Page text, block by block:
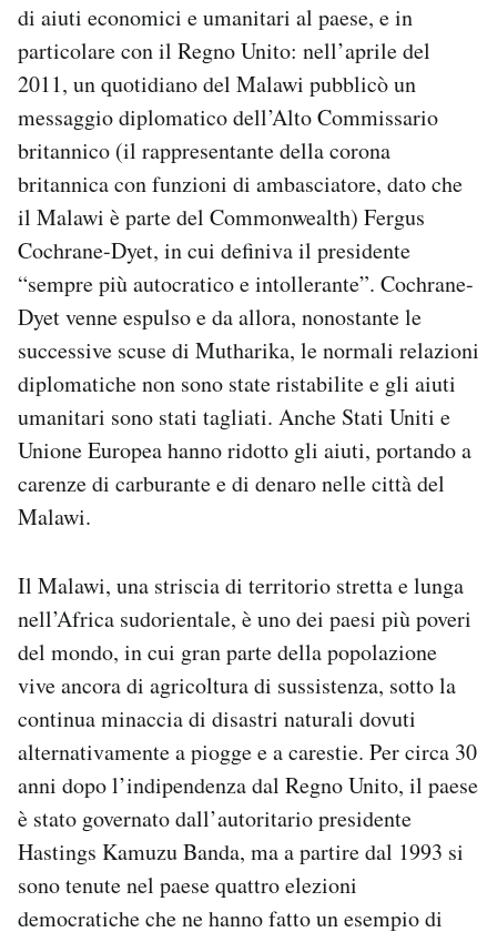
di aiuti economici e umanitari al paese, e in
particolare con il Regno Unito: nell’aprile del
2011, un quotidiano del Malawi pubblicò un
messaggio diplomatico dell’Alto Commissario
britannico (il rappresentante della corona
britannica con funzioni di ambasciatore, dato che
il Malawi è parte del Commonwealth) Fergus
Cochrane-Dyet, in cui definiva il presidente
“sempre più autocratico e intollerante”. Cochrane-
Dyet venne espulso e da allora, nonostante le
successive scuse di Mutharika, le normali relazioni
diplomatiche non sono state ristabilite e gli aiuti
umanitari sono stati tagliati. Anche Stati Uniti e
Unione Europea hanno ridotto gli aiuti, portando a
carenze di carburante e di denaro nelle città del
Malawi.
Il Malawi, una striscia di territorio stretta e lunga
nell’Africa sudorientale, è uno dei paesi più poveri
del mondo, in cui gran parte della popolazione
vive ancora di agricoltura di sussistenza, sotto la
continua minaccia di disastri naturali dovuti
alternativamente a piogge e a carestie. Per circa 30
anni dopo l’indipendenza dal Regno Unito, il paese
è stato governato dall’autoritario presidente
Hastings Kamuzu Banda, ma a partire dal 1993 si
sono tenute nel paese quattro elezioni
democratiche che ne hanno fatto un esempio di